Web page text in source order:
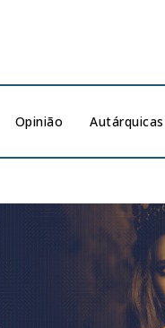
Opinião Autárquicas